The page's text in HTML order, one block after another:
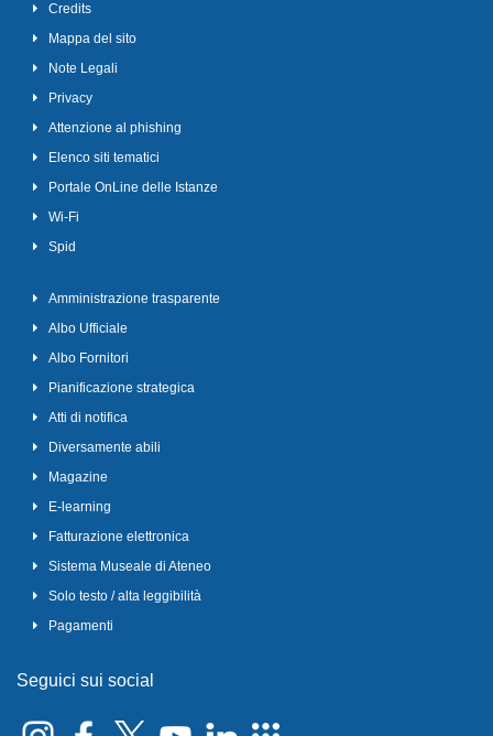
Credits
Mappa del sito
Note Legali
Privacy
Attenzione al phishing
Elenco siti tematici
Portale OnLine delle Istanze
Wi-Fi
Spid
Amministrazione trasparente
Albo Ufficiale
Albo Fornitori
Pianificazione strategica
Atti di notifica
Diversamente abili
Magazine
E-learning
Fatturazione elettronica
Sistema Museale di Ateneo
Solo testo / alta leggibilità
Pagamenti
Seguici sui social